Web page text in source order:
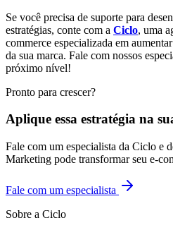
Se você precisa de suporte para
estratégias, conte com a Ciclo, uma
commerce especializada em
da sua marca. Fale com nossos
próximo nível!
Pronto para crescer?
Aplique essa estratégia na
Fale com um especialista da Ciclo e
Marketing pode transformar seu e-
Fale com um especialista
Sobre a Ciclo